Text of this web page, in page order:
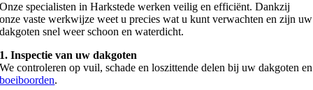
Onze specialisten in Harkstede werken veilig en efficiënt. Dankzij
onze vaste werkwijze weet u precies wat u kunt verwachten en zijn uw
dakgoten snel weer schoon en waterdicht.
1. Inspectie van uw dakgoten
We controleren op vuil, schade en loszittende delen bij uw dakgoten en
boeiboorden.